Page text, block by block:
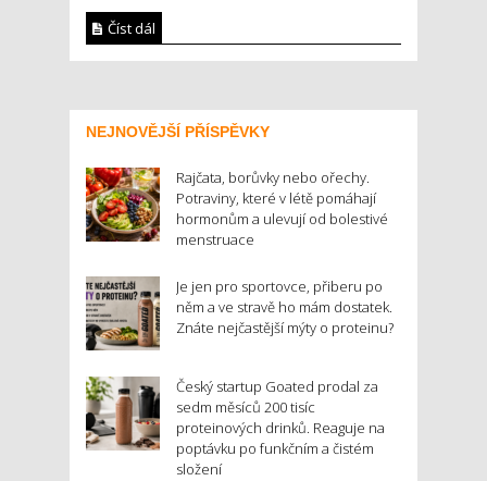
Číst dál
NEJNOVĚJŠÍ PŘÍSPĚVKY
Rajčata, borůvky nebo ořechy.
Potraviny, které v létě pomáhají
hormonům a ulevují od bolestivé
menstruace
Je jen pro sportovce, přiberu po
něm a ve stravě ho mám dostatek.
Znáte nejčastější mýty o proteinu?
Český startup Goated prodal za
sedm měsíců 200 tisíc
proteinových drinků. Reaguje na
poptávku po funkčním a čistém
složení